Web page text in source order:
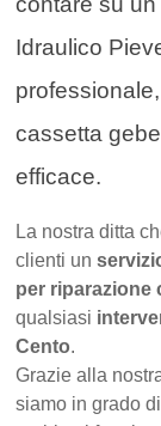
Idraulico
cassetta
efficace.
La nostra ditta
clienti un
per riparazione
qualsiasi
Cento.
Grazie alla
siamo in grado